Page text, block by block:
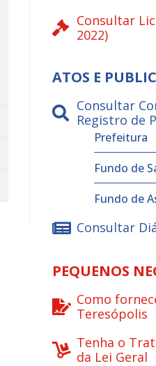
Consultar
2022)
ATOS E
Consultar
Registro de
Prefeitura
Fundo de
Fundo de
Consultar
PEQUENOS
Como
Teresópolis
Tenha o
da Lei Geral